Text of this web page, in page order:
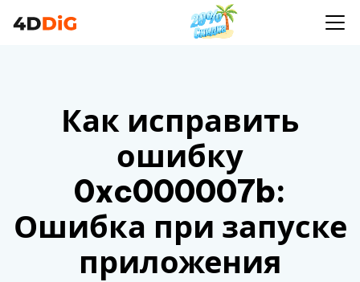
Как исправить
ошибку
0xc000007b:
Ошибка при запуске
приложения